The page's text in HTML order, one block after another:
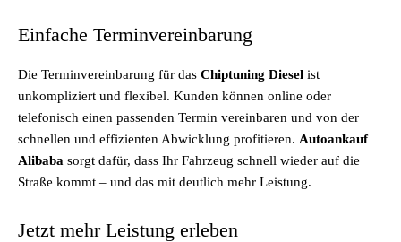
Einfache Terminvereinbarung
Die Terminvereinbarung für das Chiptuning Diesel ist
unkompliziert und flexibel. Kunden können online oder
telefonisch einen passenden Termin vereinbaren und von der
schnellen und effizienten Abwicklung profitieren. Autoankauf
Alibaba sorgt dafür, dass Ihr Fahrzeug schnell wieder auf die
Straße kommt – und das mit deutlich mehr Leistung.
Jetzt mehr Leistung erleben